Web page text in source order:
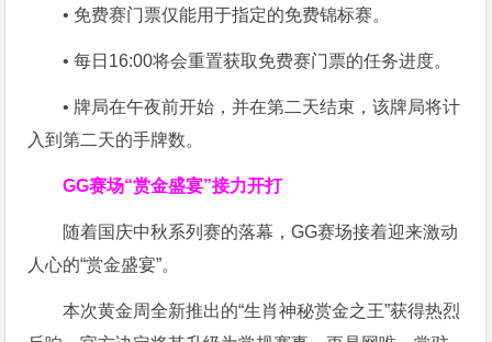
• 免费赛门票仅能用于指定的免费锦标赛。
• 每日16:00将会重置获取免费赛门票的任务进度。
• 牌局在午夜前开始，并在第二天结束，该牌局将计
入到第二天的手牌数。
GG赛场“赏金盛宴”接力开打
随着国庆中秋系列赛的落幕，GG赛场接着迎来激动
人心的“赏金盛宴”。
本次黄金周全新推出的“生肖神秘赏金之王”获得热烈